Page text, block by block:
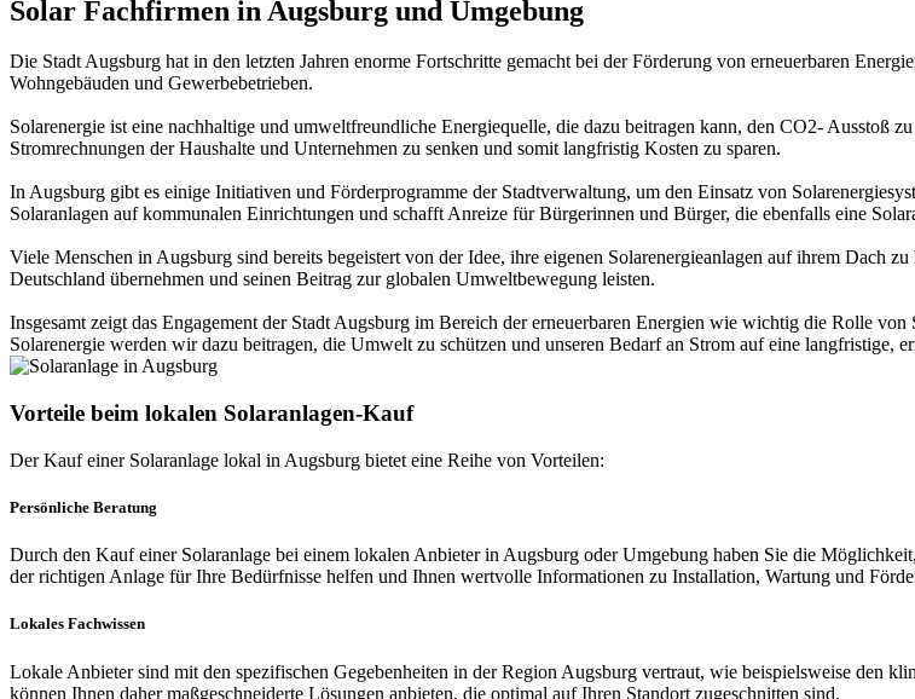
Solar Fachfirmen in Augsburg und Umgebung
Die Stadt Augsburg hat in den letzten Jahren enorme Fortschritte gemacht bei der Förderung von erneuerbaren
Wohngebäuden und Gewerbebetrieben.
Solarenergie ist eine nachhaltige und umweltfreundliche Energiequelle, die dazu beitragen kann, den CO2- Ausstoß
Stromrechnungen der Haushalte und Unternehmen zu senken und somit langfristig Kosten zu sparen.
In Augsburg gibt es einige Initiativen und Förderprogramme der Stadtverwaltung, um den Einsatz von
Solaranlagen auf kommunalen Einrichtungen und schafft Anreize für Bürgerinnen und Bürger, die ebenfalls eine
Viele Menschen in Augsburg sind bereits begeistert von der Idee, ihre eigenen Solarenergieanlagen auf ihrem Dach
Deutschland übernehmen und seinen Beitrag zur globalen Umweltbewegung leisten.
Insgesamt zeigt das Engagement der Stadt Augsburg im Bereich der erneuerbaren Energien wie wichtig die Rolle
Solarenergie werden wir dazu beitragen, die Umwelt zu schützen und unseren Bedarf an Strom auf eine langfristige,
Vorteile beim lokalen Solaranlagen-Kauf
Der Kauf einer Solaranlage lokal in Augsburg bietet eine Reihe von Vorteilen:
Persönliche Beratung
Durch den Kauf einer Solaranlage bei einem lokalen Anbieter in Augsburg oder Umgebung haben Sie die
der richtigen Anlage für Ihre Bedürfnisse helfen und Ihnen wertvolle Informationen zu Installation, Wartung und
Lokales Fachwissen
Lokale Anbieter sind mit den spezifischen Gegebenheiten in der Region Augsburg vertraut, wie beispielsweise den
können Ihnen daher maßgeschneiderte Lösungen anbieten, die optimal auf Ihren Standort zugeschnitten sind.